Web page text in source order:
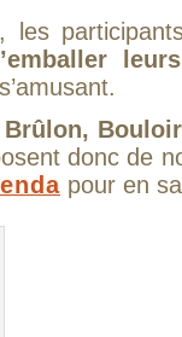
les
Brûlon,
donc de
pour en